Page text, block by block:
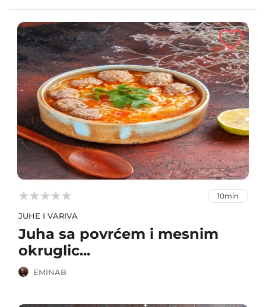


 10min
JUHE I VARIVA
Juha sa povrćem i mesnim
okruglic...
EMINAB